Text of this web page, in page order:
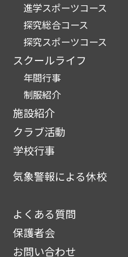
進学スポーツコース
探究総合コース
探究スポーツコース
スクールライフ
年間行事
制服紹介
施設紹介
クラブ活動
学校行事
気象警報による休校
よくある質問
保護者会
お問い合わせ